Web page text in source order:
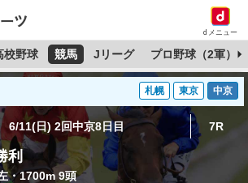
dメニュー
校野球 競馬 Jリーグ プロ野球（2軍）
札幌 東京 中京
6/11(日) 2回中京8日目 7R
利
・1700m 9頭